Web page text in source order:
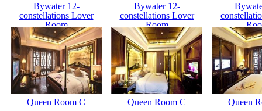
Bywater 12-
constellations Lover
Room
Bywater 12-
constellations Lover
Room
Queen Room C Queen Room C Queen